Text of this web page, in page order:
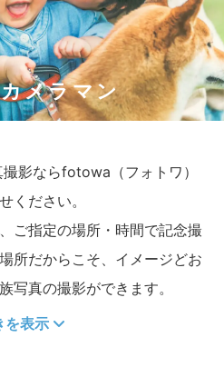
メラマン
影ならfotowa（フォトワ）
ください。
ご指定の場所・時間で記念撮
所だからこそ、イメージどお
写真の撮影ができます。
を表示